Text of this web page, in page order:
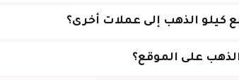
الذهب إلى عملات أخرى؟
على الموقع؟